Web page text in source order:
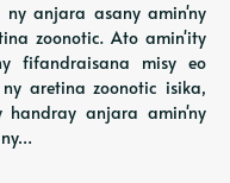
anjara asany amin'ny
zoonotic. Ato amin'ity
fifandraisana misy eo
aretina zoonotic isika,
handray anjara amin'ny